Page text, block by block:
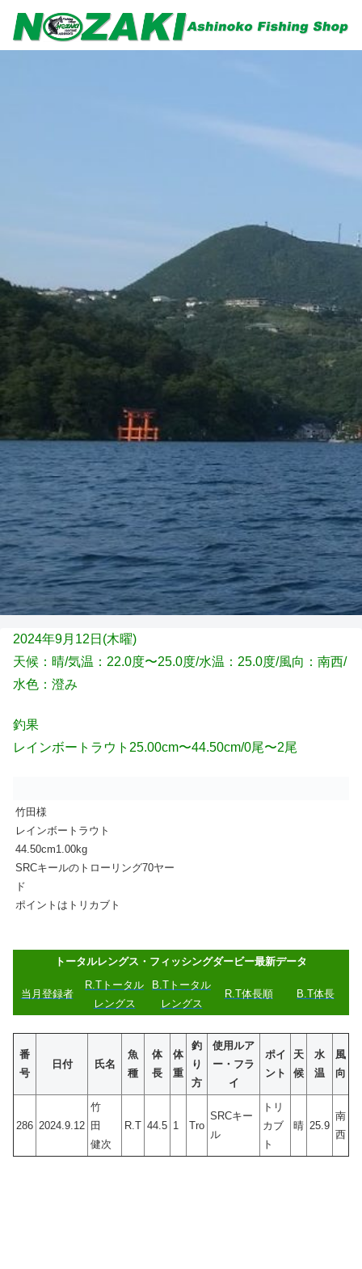
2024年9月12日(木曜)
天候：晴/気温：22.0度〜25.0度/水温：25.0度/風向：南西/
水色：澄み
釣果
レインボートラウト25.00cm〜44.50cm/0尾〜2尾
竹田様
レインボートラウト
44.50cm1.00kg
SRCキールのトローリング70ヤー
ド
ポイントはトリカブト
トータルレングス・フィッシングダービー最新データ
当月登録者
R.Tトータル
レングス
B.Tトータル
レングス
R.T体長順 B.T体長
番
号
日付 氏名
魚
種
体
長
体
重
釣
り
方
使用ルア
ー・フラ
イ
ポイ
ント
天
候
水
温
風
向
286 2024.9.12
竹
田
健次
R.T 44.5 1 Tro
SRCキー
ル
トリ
カブ
ト
晴 25.9
南
西